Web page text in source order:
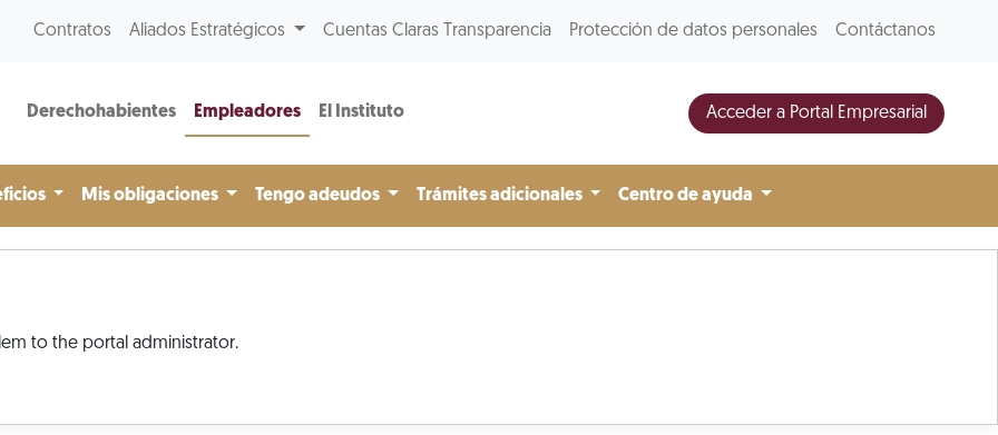
Contratos Aliados Estratégicos Cuentas Claras Transparencia Protección de datos personales Contáctanos
Derechohabientes Empleadores El Instituto Acceder a Portal Empresarial
Mis obligaciones Tengo adeudos Trámites adicionales Centro de ayuda
to the portal administrator.